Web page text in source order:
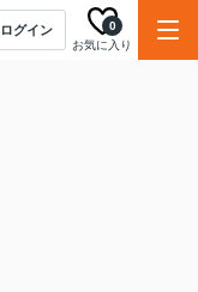
ログイン
お気に入り
0